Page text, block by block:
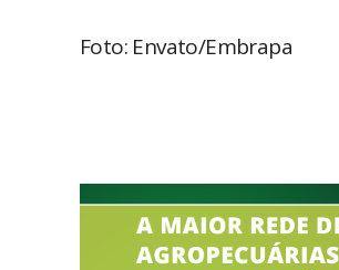
Foto: Envato/Embrapa